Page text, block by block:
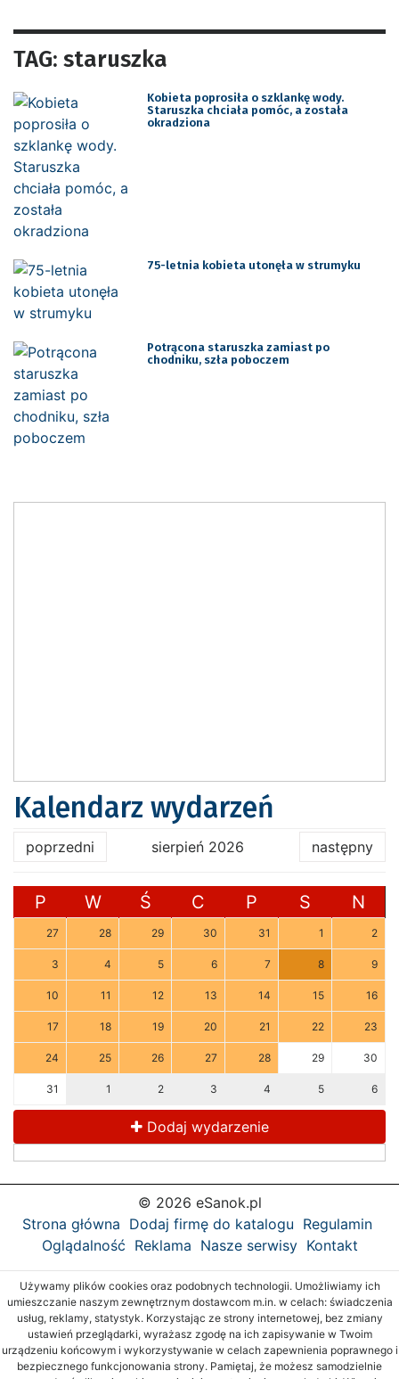
TAG: staruszka
Kobieta poprosiła o szklankę wody.
Staruszka chciała pomóc, a została
okradziona
75-letnia kobieta utonęła w strumyku
Potrącona staruszka zamiast po
chodniku, szła poboczem
Kalendarz wydarzeń
poprzedni sierpień 2026 następny
P W Ś C P S N
27 28 29 30 31 1 2
3 4 5 6 7 8 9
10 11 12 13 14 15 16
17 18 19 20 21 22 23
24 25 26 27 28 29 30
31 1 2 3 4 5 6
Dodaj wydarzenie
© 2026 eSanok.pl
Strona główna Dodaj firmę do katalogu Regulamin
Oglądalność Reklama Nasze serwisy Kontakt
Używamy plików cookies oraz podobnych technologii. Umożliwiamy ich
umieszczanie naszym zewnętrznym dostawcom m.in. w celach: świadczenia
usług, reklamy, statystyk. Korzystając ze strony internetowej, bez zmiany
ustawień przeglądarki, wyrażasz zgodę na ich zapisywanie w Twoim
urządzeniu końcowym i wykorzystywanie w celach zapewnienia poprawnego i
bezpiecznego funkcjonowania strony. Pamiętaj, że możesz samodzielnie